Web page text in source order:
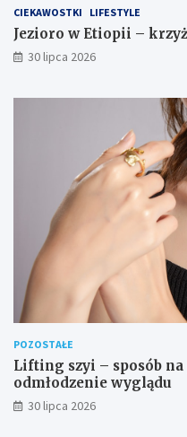
CIEKAWOSTKI LIFESTYLE
Jezioro w Etiopii –
30 lipca 2026
POZOSTAŁE
Lifting szyi – sposób
odmłodzenie wyglądu
30 lipca 2026